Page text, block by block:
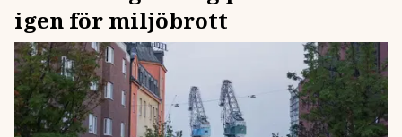
igen för miljöbrott